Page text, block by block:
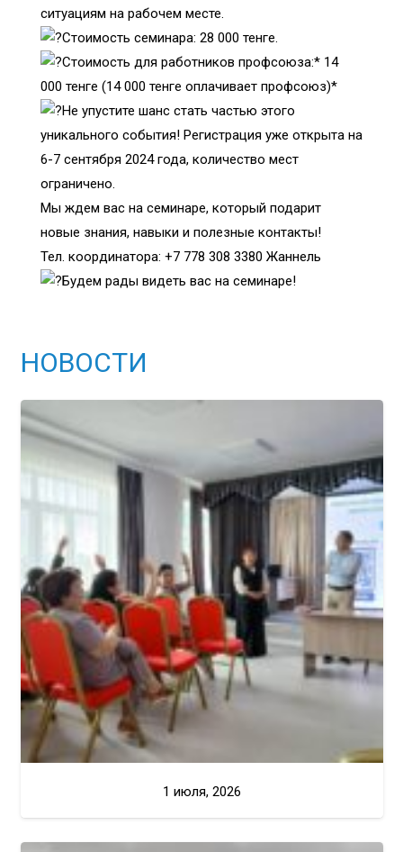
ситуациям на рабочем месте.
Стоимость семинара: 28 000 тенге.
Стоимость для работников профсоюза:* 14
000 тенге (14 000 тенге оплачивает профсоюз)*
Не упустите шанс стать частью этого
уникального события! Регистрация уже открыта на
6-7 сентября 2024 года, количество мест
ограничено.
Мы ждем вас на семинаре, который подарит
новые знания, навыки и полезные контакты!
Тел. координатора: +7 778 308 3380 Жаннель
Будем рады видеть вас на семинаре!
НОВОСТИ
1 июля, 2026